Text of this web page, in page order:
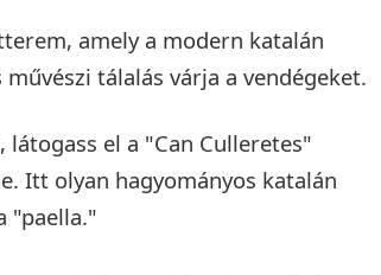
amely a modern katalán
tálalás várja a vendégeket.
el a "Can Culleretes"
Itt olyan hagyományos katalán
"paella."